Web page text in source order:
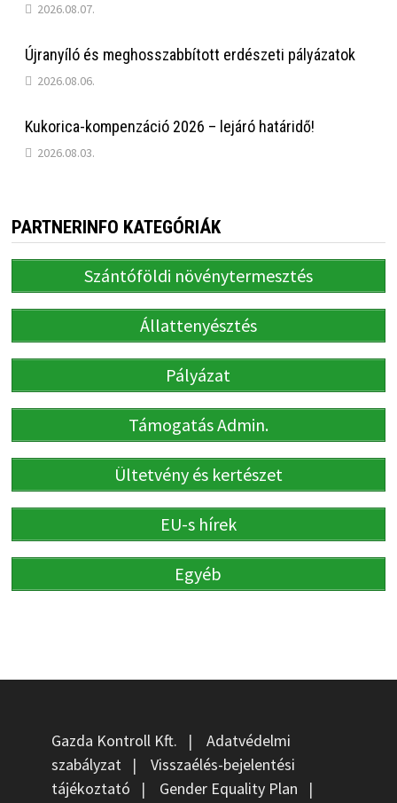
2026.08.07.
Újranyíló és meghosszabbított erdészeti pályázatok
2026.08.06.
Kukorica-kompenzáció 2026 – lejáró határidő!
2026.08.03.
PARTNERINFO KATEGÓRIÁK
Szántóföldi növénytermesztés
Állattenyésztés
Pályázat
Támogatás Admin.
Ültetvény és kertészet
EU-s hírek
Egyéb
Gazda Kontroll Kft. | Adatvédelmi
szabályzat| Visszaélés-bejelentési
tájékoztató | Gender Equality Plan |